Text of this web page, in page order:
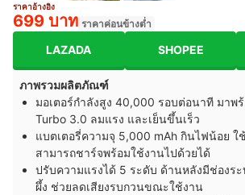
ราคาอ้างอิง
699 บาท ราคาค่อนข้างต่ำ
LAZADA SHOPEE
ภาพรวมผลิตภัณฑ์
มอเตอร์กำลังสูง 40,000 รอบต่อนาที มาพ
Turbo 3.0 ลมแรง และเย็นขึ้นเร็ว
แบตเตอรี่ความจุ 5,000 mAh กินไฟน้อย
สามารถชาร์จพร้อมใช้งานไปด้วยได้
ปรับความแรงได้ 5 ระดับ ด้านหลังมีช่องร
ผึ้ง ช่วยลดเสียงรบกวนขณะใช้งาน